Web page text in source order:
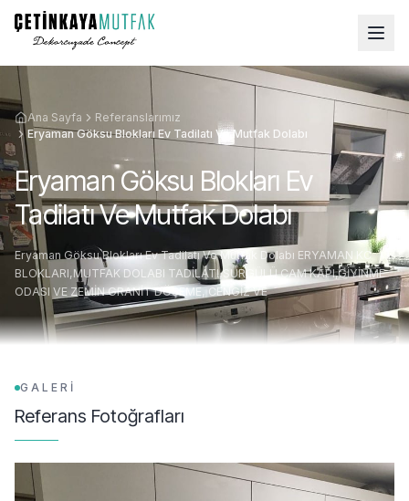
Ana Sayfa
Referanslarımız
Eryaman Göksu Blokları Ev Tadilatı Ve Mutfak Dolabı
Eryaman Göksu Blokları Ev
Tadilatı Ve Mutfak Dolabı
Eryaman Göksu Blokları Ev Tadilatı Ve Mutfak Dolabı ERYAMAN KC
BLOKLARI,MUTFAK DOLABI TADİLATI,SÜRGÜLÜ CAM KAPI,GİYİNME
ODASI VE ZEMİN GRANİT DÖŞEME, CENGİZ VE
GALERİ
Referans Fotoğrafları